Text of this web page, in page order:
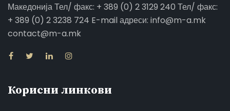
Македонија Тел/ факс: + 389 (0) 2 3129 240 Тел/ факс:
+ 389 (0) 2 3238 724 E-mail адреси: info@m-a.mk
contact@m-a.mk
Корисни линкови